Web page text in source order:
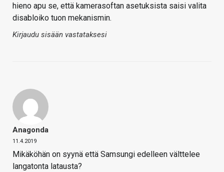
hieno apu se, että kamerasoftan asetuksista saisi valita
disabloiko tuon mekanismin.
Kirjaudu sisään vastataksesi
Anagonda
11.4.2019
Mikäköhän on syynä että Samsungi edelleen välttelee
langatonta latausta?